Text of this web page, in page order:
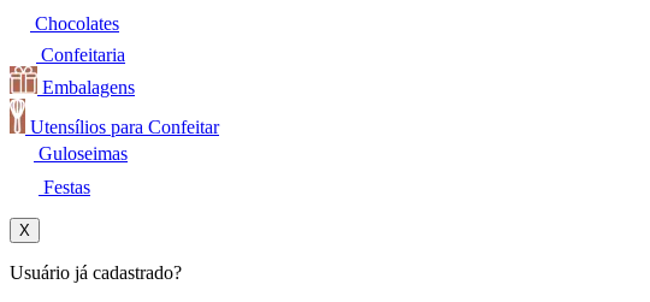
Chocolates
Confeitaria
Embalagens
Utensílios para Confeitar
Guloseimas
Festas
X
Usuário já cadastrado?